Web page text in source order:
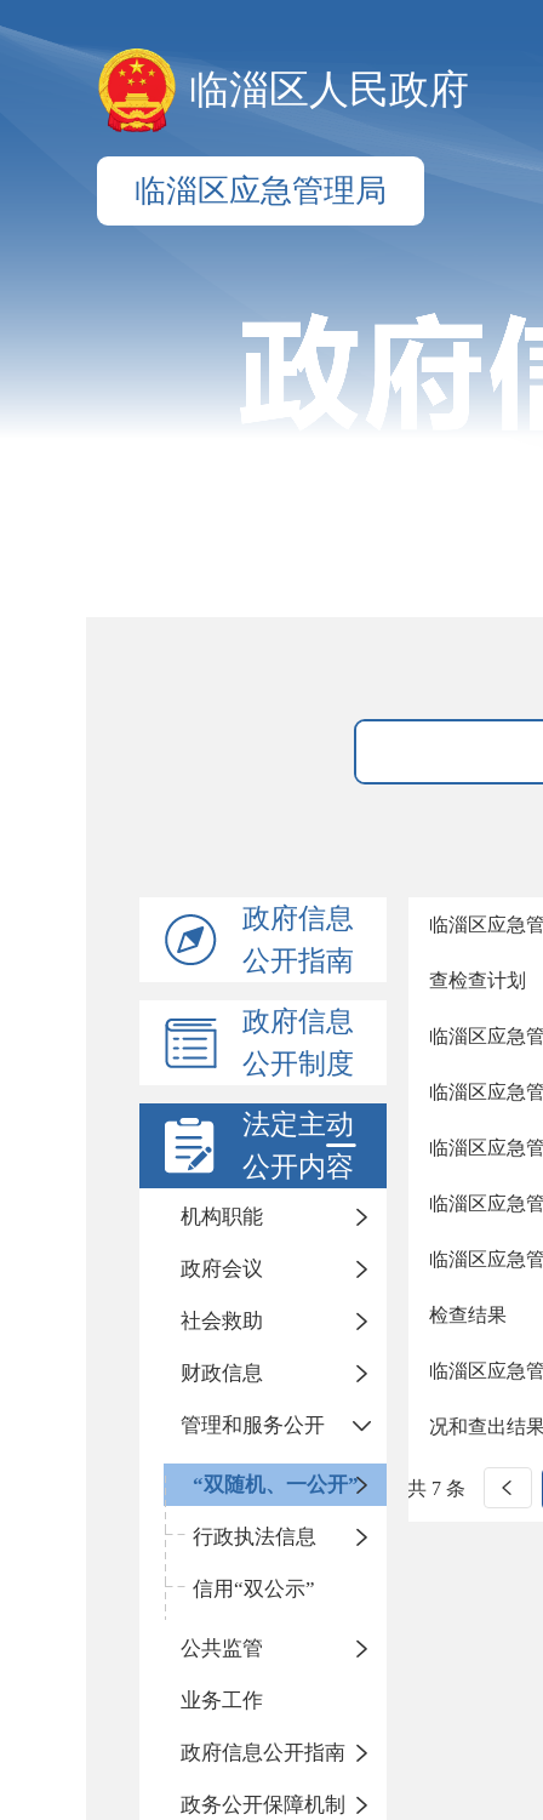
临淄区人民政府
临淄区应急管理局
政府信息
公开指南
政府信息
公开制度
法定主动
公开内容
机构职能
政府会议
社会救助
财政信息
管理和服务公开
“双随机、一公开”
行政执法信息
信用“双公示”
公共监管
业务工作
政府信息公开指南
政务公开保障机制
临淄区应急
查检查计划
临淄区应急
临淄区应急
临淄区应急
临淄区应急
临淄区应急
检查结果
临淄区应急
况和查出结
共 7 条